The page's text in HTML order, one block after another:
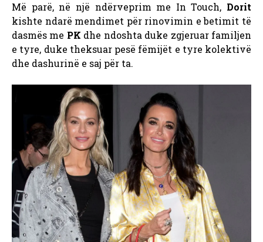
Më parë, në një ndërveprim me In Touch, Dorit
kishte ndarë mendimet për rinovimin e betimit të
dasmës me PK dhe ndoshta duke zgjeruar familjen
e tyre, duke theksuar pesë fëmijët e tyre kolektivë
dhe dashurinë e saj për ta.